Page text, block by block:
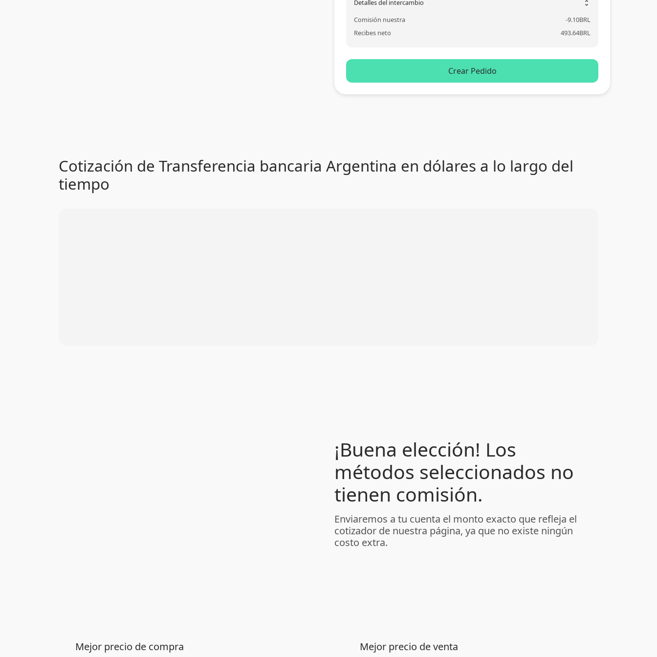
Detalles del intercambio unfold_more
Comisión nuestra -9.10BRL
Recibes neto
493.64BRL
Crear Pedido
Cotización de Transferencia bancaria Argentina en dólares a lo largo del
tiempo
¡Buena elección! Los
métodos seleccionados no
tienen comisión.
Enviaremos a tu cuenta el monto exacto que refleja el
cotizador de nuestra página, ya que no existe ningún
costo extra.
Mejor precio de compra Mejor precio de venta